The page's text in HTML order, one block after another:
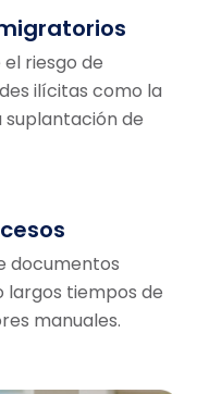
riesgo de
ilícitas como la
de
documentos
largos tiempos de
manuales.